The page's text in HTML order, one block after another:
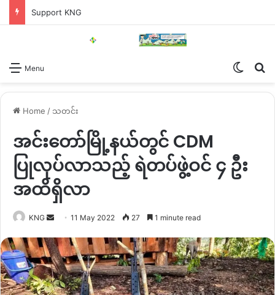
Support KNG
Menu
Home / သတင်း
အင်းတော်မြို့နယ်တွင် CDM
ပြုလုပ်လာသည့် ရဲတပ်ဖွဲ့ဝင် ၄ ဦး
အထိရှိလာ
KNG
Send
email
11 May 2022 27 1 minute read